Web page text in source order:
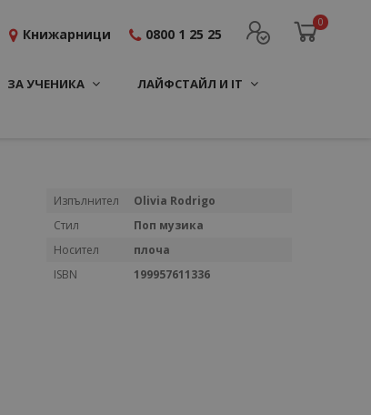
0
Книжарници 0800 1 25 25
ЗА УЧЕНИКА ЛАЙФСТАЙЛ И IT
Повече
Изпълнител
Olivia Rodrigo
Стил
Поп музика
Носител
плоча
ISBN
199957611336